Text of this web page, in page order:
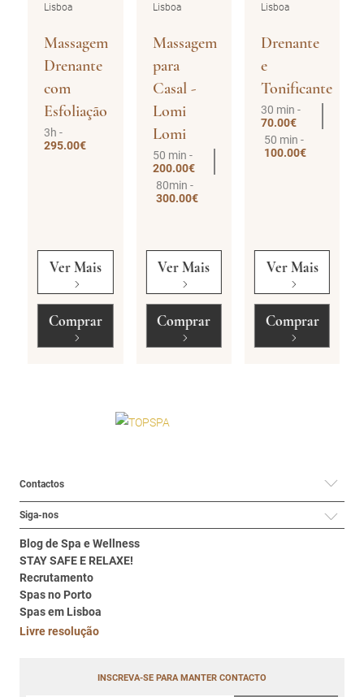
Lisboa
Massagem
Drenante
com
Esfoliação
3h -
295.00€
Ver Mais
Comprar
Lisboa
Massagem
para
Casal -
Lomi
Lomi
50 min -
200.00€
80min -
300.00€
Ver Mais
Comprar
Lisboa
Drenante
e
Tonificante
30 min -
70.00€
50 min -
100.00€
Ver Mais
Comprar
Contactos
Siga-nos
Blog de Spa e Wellness
STAY SAFE E RELAXE!
Recrutamento
Spas no Porto
Spas em Lisboa
Livre resolução
INSCREVA-SE PARA MANTER CONTACTO